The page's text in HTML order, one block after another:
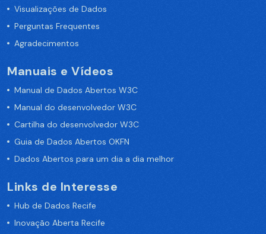
Visualizações de Dados
Perguntas Frequentes
Agradecimentos
Manuais e Vídeos
Manual de Dados Abertos W3C
Manual do desenvolvedor W3C
Cartilha do desenvolvedor W3C
Guia de Dados Abertos OKFN
Dados Abertos para um dia a dia melhor
Links de Interesse
Hub de Dados Recife
Inovação Aberta Recife